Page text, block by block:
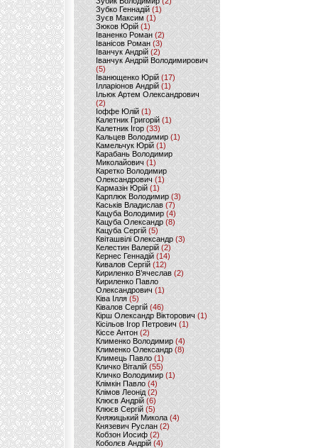
Зубко Геннадій (1)
Зуєв Максим(1)
Зюков Юрій (1)
Іваненко Роман (2)
Іванісов Роман (3)
Іванчук Андрій(2)
Іванчук Андрій Володимирович
(5)
Іванющенко Юрій (17)
Ілларіонов Андрій (1)
Ільюк Артем Олександрович
(2)
Іоффе Юлій (1)
Калетник Григорій(1)
Калетник Ігор (33)
Кальцев Володимир(1)
Камельчук Юрій (1)
Карабань Володимир
Миколайович (1)
Каретко Володимир
Олександрович (1)
Кармазін Юрій(1)
Карплюк Володимир(3)
Каськів Владислав (7)
Кацуба Володимир (4)
Кацуба Олександр (8)
Кацуба Сергій (5)
Квіташвілі Олександр(3)
Келестин Валерій(2)
Кернес Геннадій (14)
Кивалов Сергій (12)
Кириленко В’ячеслав (2)
Кириленко Павло
Олександрович (1)
Ківа Ілля (5)
Ківалов Сергій(46)
Кірш Олександр Вікторович (1)
Кісільов Ігор Петрович (1)
Кіссе Антон (2)
Клименко Володимир(4)
Клименко Олександр (8)
Климець Павло (1)
Кличко Віталій(55)
Кличко Володимир (1)
Клімкін Павло (4)
Клімов Леонід(2)
Клюєв Андрій(6)
Клюєв Сергій (5)
Княжицький Микола(4)
Князевич Руслан (2)
Кобзон Иосиф(2)
Коболєв Андрій (4)